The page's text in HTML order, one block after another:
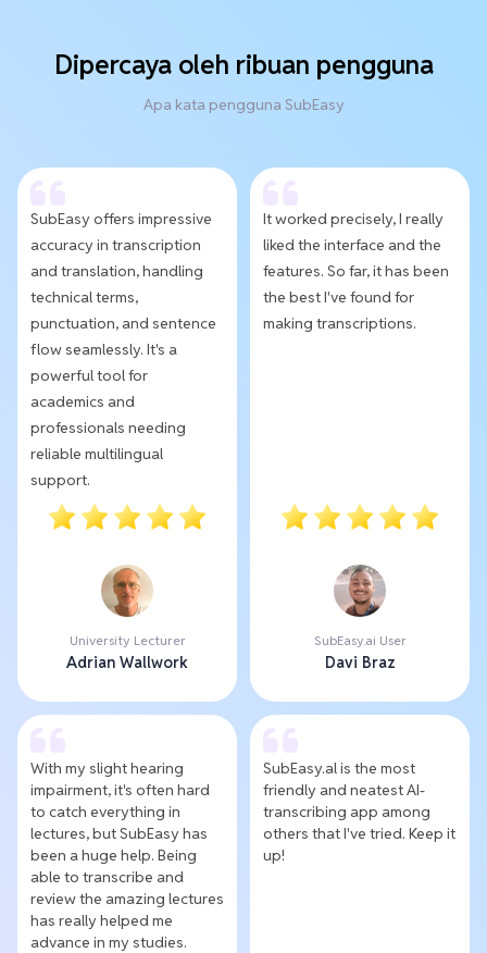
Dipercaya oleh ribuan pengguna
Apa kata pengguna SubEasy
SubEasy offers impressive
accuracy in transcription
and translation, handling
technical terms,
punctuation, and sentence
flow seamlessly. It's a
powerful tool for
academics and
professionals needing
reliable multilingual
support.
University Lecturer
Adrian Wallwork
It worked precisely, I really
liked the interface and the
features. So far, it has been
the best I've found for
making transcriptions.
SubEasy.ai User
Davi Braz
With my slight hearing
impairment, it's often hard
to catch everything in
lectures, but SubEasy has
been a huge help. Being
able to transcribe and
review the amazing lectures
has really helped me
advance in my studies.
SubEasy.al is the most
friendly and neatest AI-
transcribing app among
others that I've tried. Keep it
up!